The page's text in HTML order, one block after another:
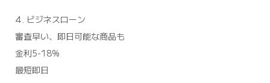
4. ビジネスローン
審査早い、即日可能な商品も
金利5-18%
最短即日